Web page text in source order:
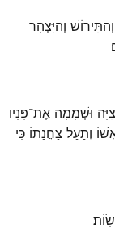
וְהַיִּצְהָר
וּשְׁמָמָה אֶת־פָּנָיו
וְתַעַל צַחֲנָתוֹ כִּי